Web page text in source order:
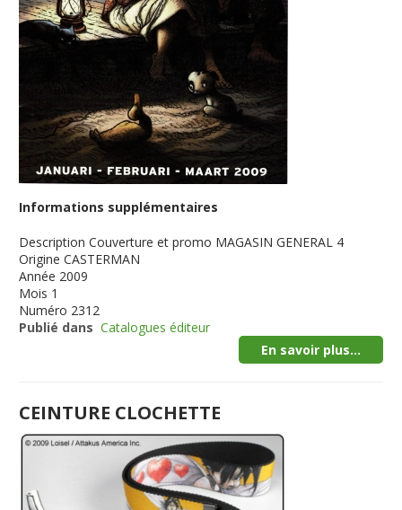
Informations supplémentaires
Description Couverture et promo MAGASIN GENERAL 4
Origine CASTERMAN
Année 2009
Mois 1
Numéro 2312
Publié dans Catalogues éditeur
En savoir plus...
CEINTURE CLOCHETTE